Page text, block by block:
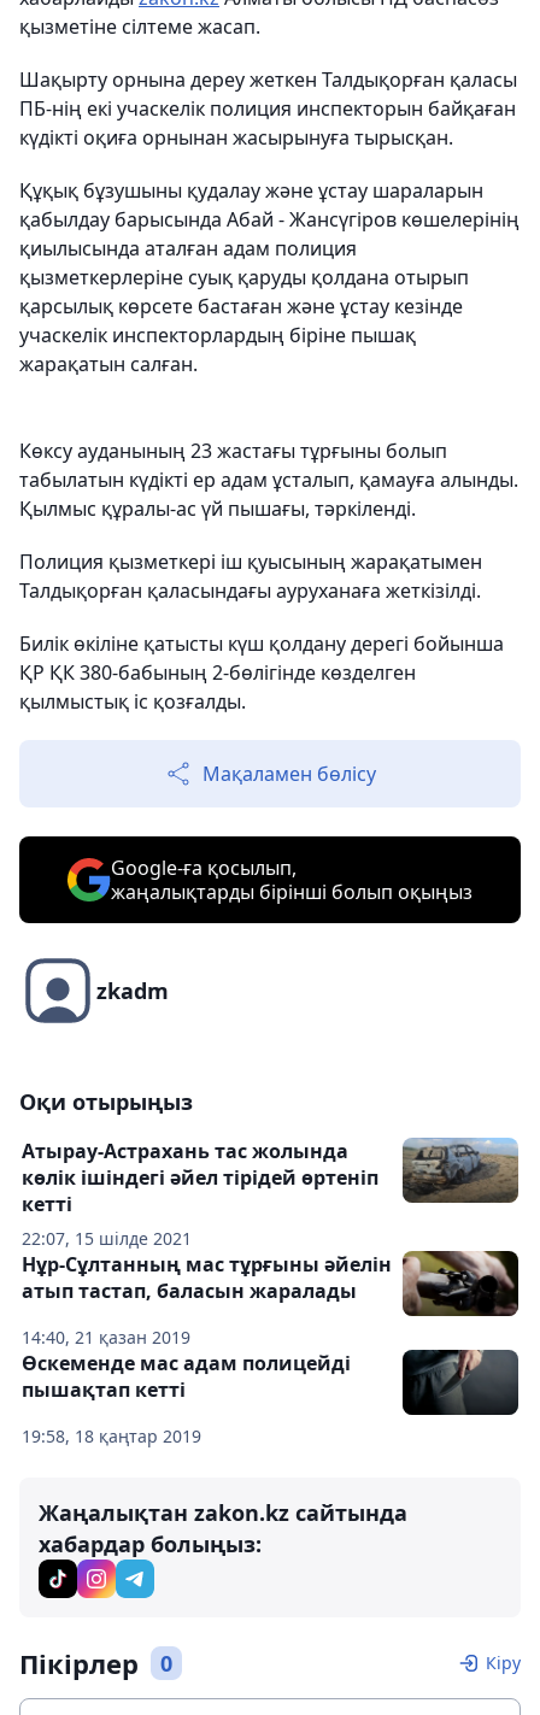
қызметіне сілтеме жасап.
Шақырту орнына дереу жеткен Талдықорған қаласы
ПБ-нің екі учаскелік полиция инспекторын байқаған
күдікті оқиға орнынан жасырынуға тырысқан.
Құқық бұзушыны қудалау және ұстау шараларын
қабылдау барысында Абай - Жансүгіров көшелерінің
қиылысында аталған адам полиция
қызметкерлеріне суық қаруды қолдана отырып
қарсылық көрсете бастаған және ұстау кезінде
учаскелік инспекторлардың біріне пышақ
жарақатын салған.
Көксу ауданының 23 жастағы тұрғыны болып
табылатын күдікті ер адам ұсталып, қамауға алынды.
Қылмыс құралы-ас үй пышағы, тәркіленді.
Полиция қызметкері іш қуысының жарақатымен
Талдықорған қаласындағы ауруханаға жеткізілді.
Билік өкіліне қатысты күш қолдану дерегі бойынша
ҚР ҚК 380-бабының 2-бөлігінде көзделген
қылмыстық іс қозғалды.
Мақаламен бөлісу
Google-ға қосылып,
жаңалықтарды бірінші болып оқыңыз
zkadm
Оқи отырыңыз
22:07, 15 шілде 2021
Атырау-Астрахань тас жолында
көлік ішіндегі әйел тірідей өртеніп
кетті
14:40, 21 қазан 2019
Нұр-Сұлтанның мас тұрғыны әйелін
атып тастап, баласын жаралады
19:58, 18 қаңтар 2019
Өскеменде мас адам полицейді
пышақтап кетті
Жаңалықтан zakon.kz сайтында
хабардар болыңыз:
Пікірлер 0 Кіру